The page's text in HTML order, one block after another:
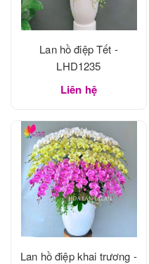
Lan hồ điệp Tết -
LHD1235
Liên hệ
Lan hồ điệp khai trương -